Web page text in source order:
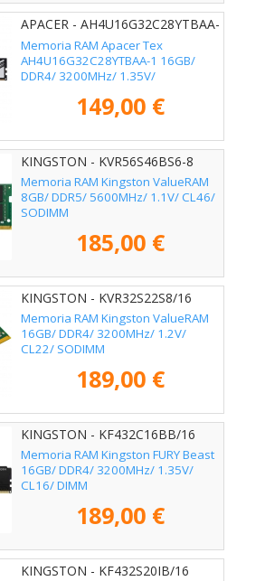
APACER - AH4U16G32C28YTBAA-
1
Memoria RAM Apacer Tex
AH4U16G32C28YTBAA-1 16GB/
DDR4/ 3200MHz/ 1.35V/
149,00 €
KINGSTON - KVR56S46BS6-8
Memoria RAM Kingston ValueRAM
8GB/ DDR5/ 5600MHz/ 1.1V/ CL46/
SODIMM
185,00 €
KINGSTON - KVR32S22S8/16
Memoria RAM Kingston ValueRAM
16GB/ DDR4/ 3200MHz/ 1.2V/
CL22/ SODIMM
189,00 €
KINGSTON - KF432C16BB/16
Memoria RAM Kingston FURY Beast
16GB/ DDR4/ 3200MHz/ 1.35V/
CL16/ DIMM
189,00 €
KINGSTON - KF432S20IB/16